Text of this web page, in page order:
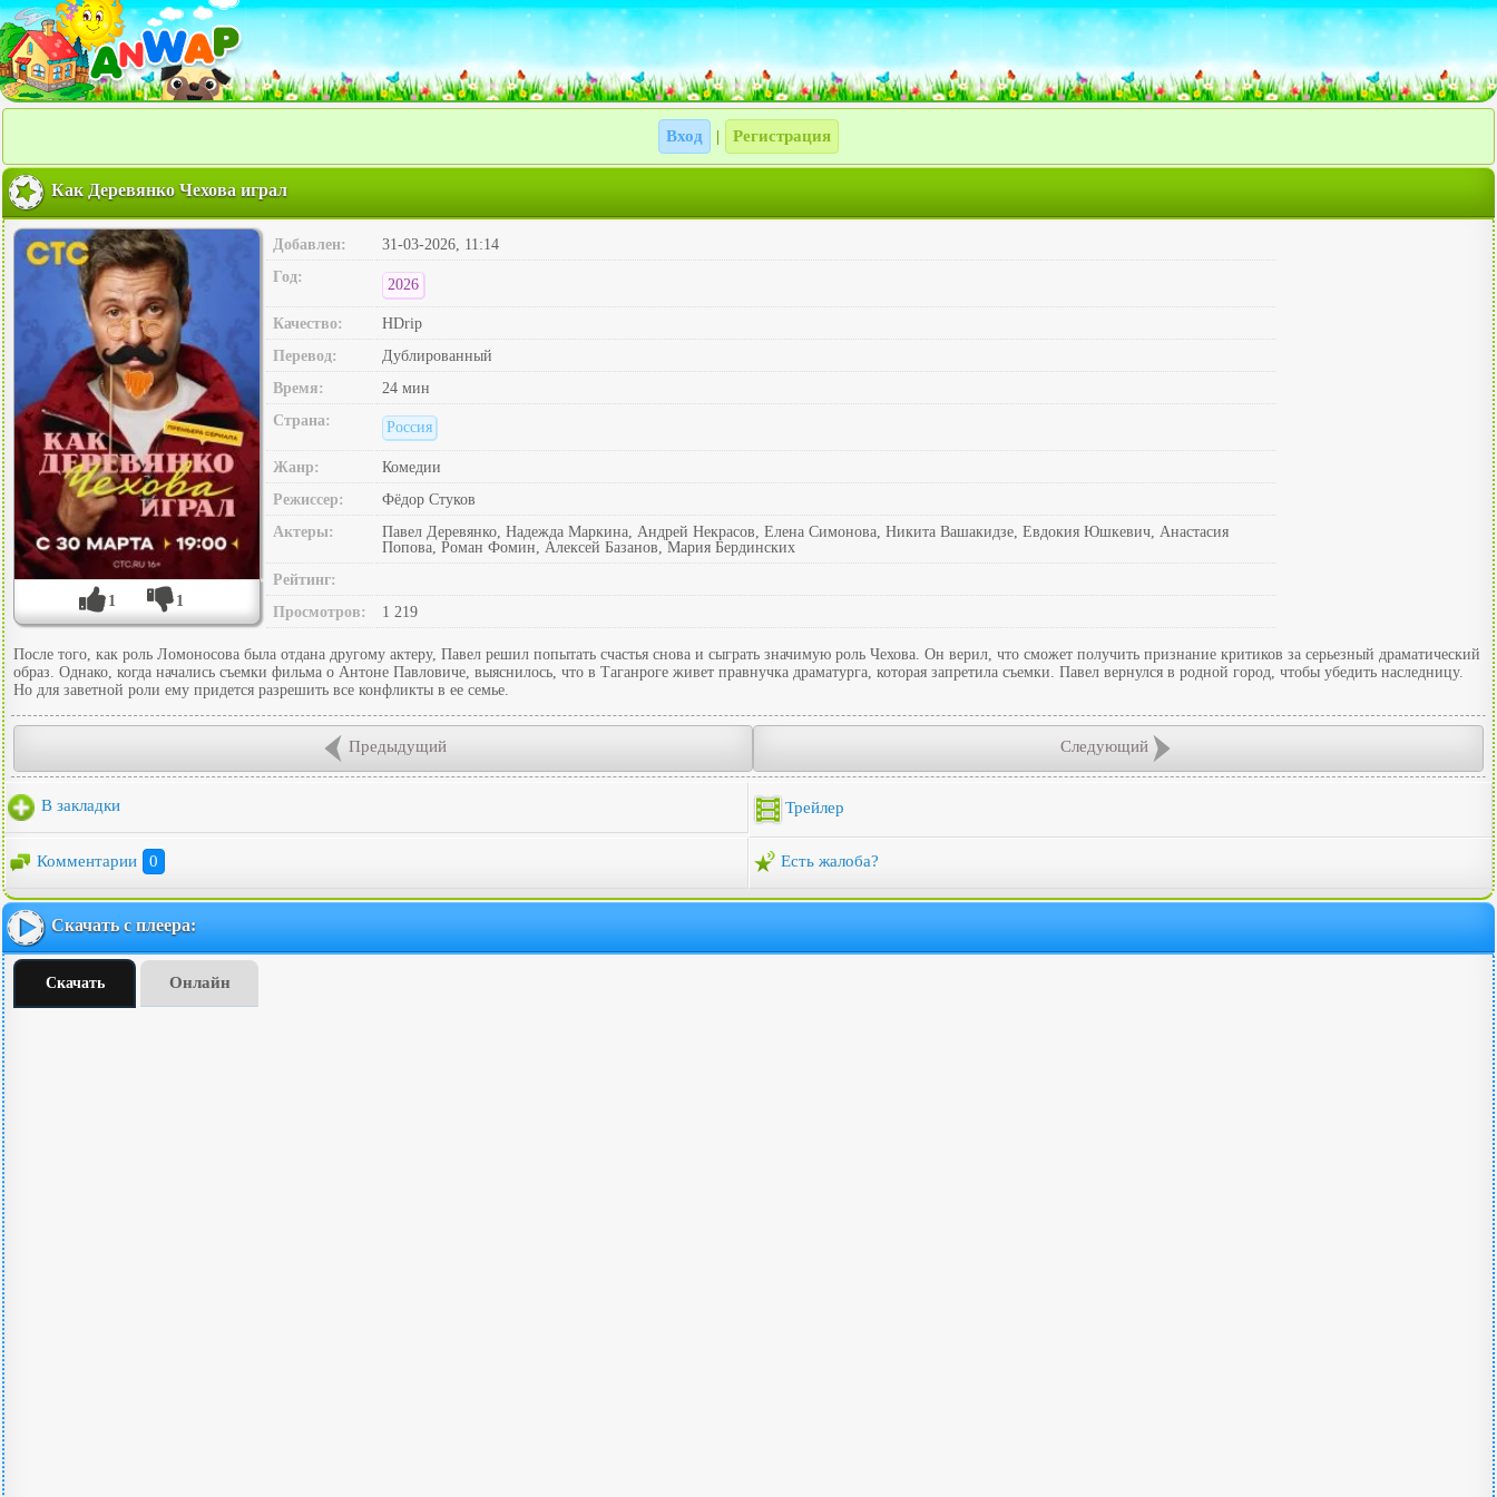
Вход Регистрация
Как Деревянко Чехова играл
1 1
Добавлен:
31-03-2026, 11:14
Год:
2026
Качество:
HDrip
Перевод:
Дублированный
Время:
24 мин
Страна:
Россия
Жанр:
Комедии
Режиссер:
Фёдор Стуков
Актеры:
Павел Деревянко, Надежда Маркина, Андрей Некрасов, Елена Симонова, Никита Вашакидзе, Евдокия Юшкевич, Анастасия
Попова, Роман Фомин, Алексей Базанов, Мария Бердинских
Рейтинг:
Просмотров:
1 219
После того, как роль Ломоносова была отдана другому актеру, Павел решил попытать счастья снова и сыграть значимую роль Чехова. Он верил, что сможет получить признание критиков за серьезный драматический
образ. Однако, когда начались съемки фильма о Антоне Павловиче, выяснилось, что в Таганроге живет правнучка драматурга, которая запретила съемки. Павел вернулся в родной город, чтобы убедить наследницу.
Но для заветной роли ему придется разрешить все конфликты в ее семье.
Предыдущий Следующий
В закладки Трейлер
Комментарии 0 Есть жалоба?
Скачать с плеера:
Скачать Онлайн